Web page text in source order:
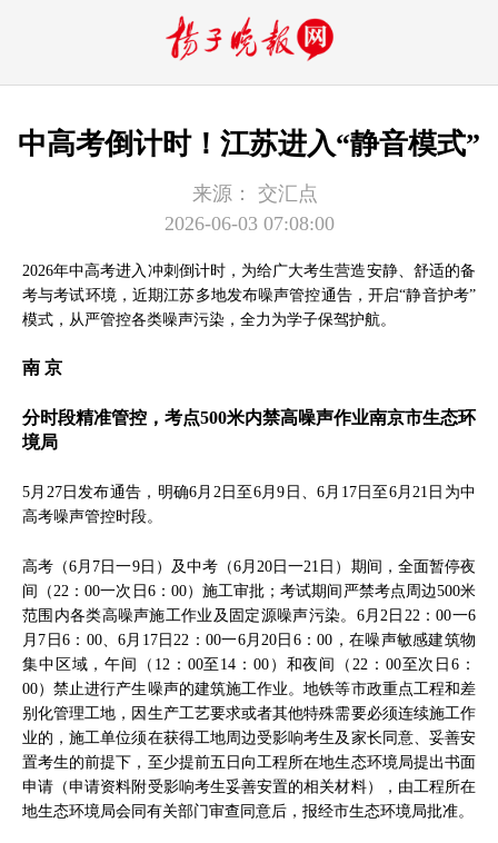
中高考倒计时！江苏进入“静音模式”
来源：
交汇点
2026-06-03 07:08:00
2026年中高考进入冲刺倒计时，为给广大考生营造安静、舒适的备
考与考试环境，近期江苏多地发布噪声管控通告，开启“静音护考”
模式，从严管控各类噪声污染，全力为学子保驾护航。
南 京
分时段精准管控，考点500米内禁高噪声作业南京市生态环
境局
5月27日发布通告，明确6月2日至6月9日、6月17日至6月21日为中
高考噪声管控时段。
高考（6月7日一9日）及中考（6月20日一21日）期间，全面暂停夜
间（22：00一次日6：00）施工审批；考试期间严禁考点周边500米
范围内各类高噪声施工作业及固定源噪声污染。6月2日22：00一6
月7日6：00、6月17日22：00一6月20日6：00，在噪声敏感建筑物
集中区域，午间（12：00至14：00）和夜间（22：00至次日6：
00）禁止进行产生噪声的建筑施工作业。地铁等市政重点工程和差
别化管理工地，因生产工艺要求或者其他特殊需要必须连续施工作
业的，施工单位须在获得工地周边受影响考生及家长同意、妥善安
置考生的前提下，至少提前五日向工程所在地生态环境局提出书面
申请（申请资料附受影响考生妥善安置的相关材料），由工程所在
地生态环境局会同有关部门审查同意后，报经市生态环境局批准。